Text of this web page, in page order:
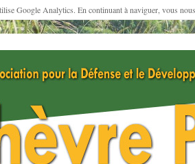
Google Analytics. En continuant à naviguer, vous